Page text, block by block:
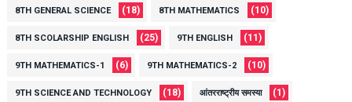
8TH GENERAL SCIENCE (18) 8TH MATHEMATICS (10)
8TH SCOLARSHIP ENGLISH (25) 9TH ENGLISH (11)
9TH MATHEMATICS-1 (6) 9TH MATHEMATICS-2 (10)
9TH SCIENCE AND TECHNOLOGY (18) आंतरराष्ट्रीय समस्या (1)